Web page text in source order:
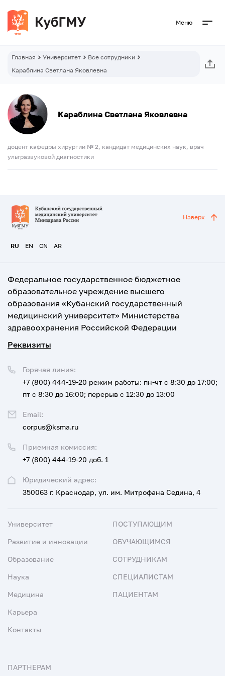
Меню
Главная Университет
Все сотрудники
Караблина Светлана Яковлевна
Караблина Светлана Яковлевна
доцент кафедры хирургии № 2, кандидат медицинских наук, врач
ультразвуковой диагностики
RU EN CN AR
Наверх
Федеральное государственное бюджетное
образовательное учреждение высшего
образования «Кубанский государственный
медицинский университет» Министерства
здравоохранения Российской Федерации
Реквизиты
Юридический адрес:
350063 г. Краснодар, ул. им. Митрофана Седина, 4
Приемная комиссия:
+7 (800) 444-19-20 доб. 1
Горячая линия:
+7 (800) 444-19-20 режим работы: пн-чт с 8:30 до 17:00;
пт с 8:30 до 16:00; перерыв с 12:30 до 13:00
Email:
corpus@ksma.ru
Университет
Развитие и инновации
Образование
Наука
Медицина
Карьера
Контакты
ПОСТУПАЮЩИМ
ОБУЧАЮЩИМСЯ
СОТРУДНИКАМ
СПЕЦИАЛИСТАМ
ПАЦИЕНТАМ
ПАРТНЕРАМ